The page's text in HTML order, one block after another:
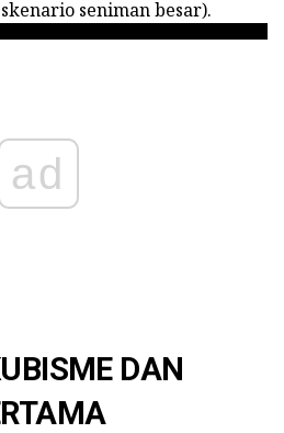
seniman besar).
ad
DAN